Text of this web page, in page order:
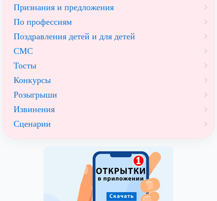
Признания и предложения
По профессиям
Поздравления детей и для детей
СМС
Тосты
Конкурсы
Розыгрыши
Извинения
Сценарии